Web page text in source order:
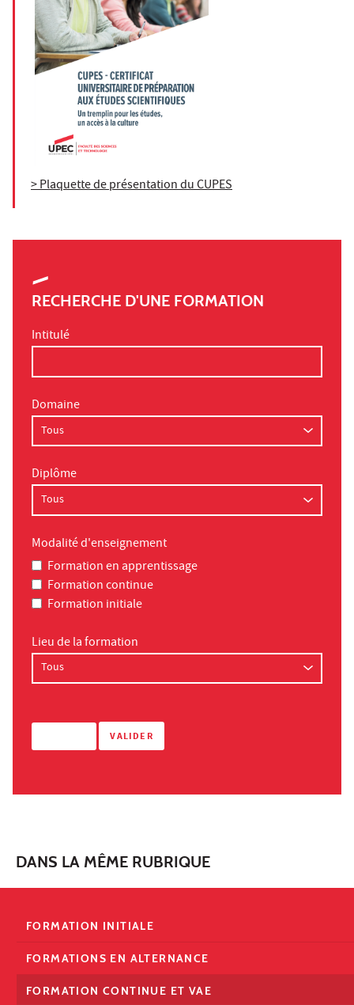
> Plaquette de présentation du CUPES
RECHERCHE D'UNE FORMATION
Intitulé
Domaine
Diplôme
Modalité d'enseignement
Formation en apprentissage
Formation continue
Formation initiale
Lieu de la formation
DANS LA MÊME RUBRIQUE
FORMATION INITIALE
FORMATIONS EN ALTERNANCE
FORMATION CONTINUE ET VAE